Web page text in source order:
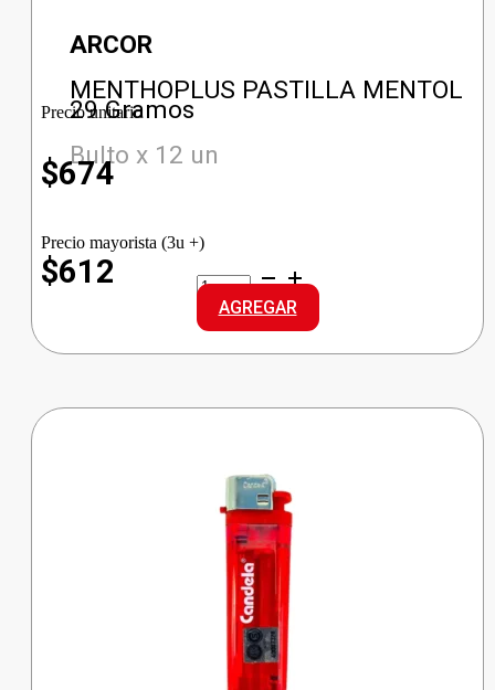
ARCOR
MENTHOPLUS PASTILLA MENTOL
29 Gramos
Bulto x 12 un
Precio unitario
$674
Precio mayorista (3u +)
$612
MENTHOPLUS
PASTILLA
MENTOL
cantidad
AGREGAR